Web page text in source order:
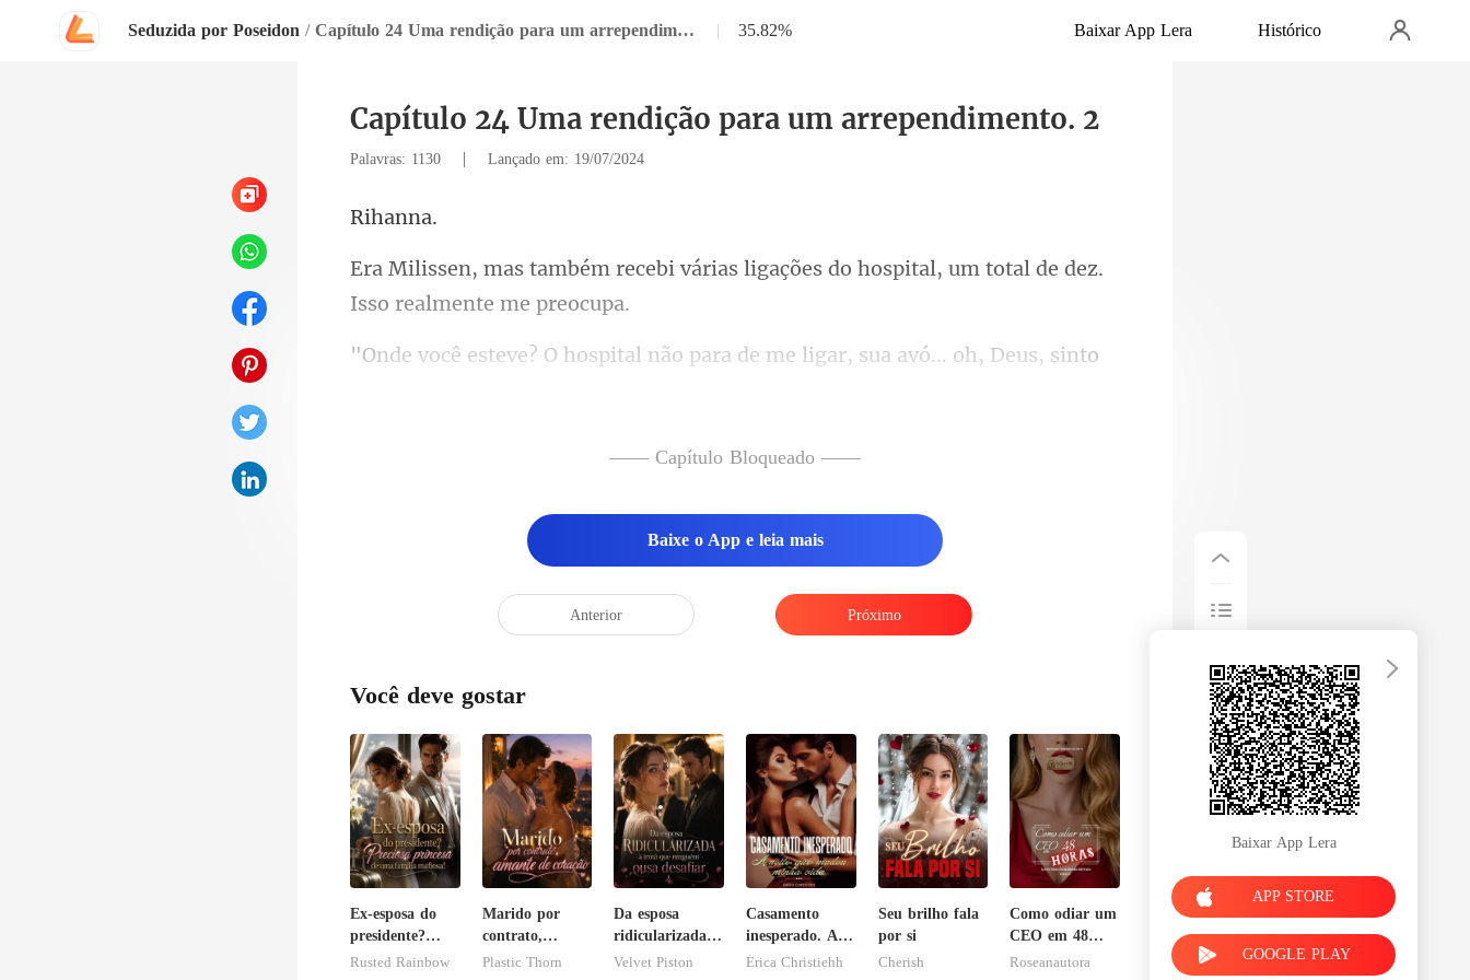
Seduzida por Poseidon / Capítulo 24 Uma rendição para um arrependimento. 2 | 35.82% Baixar App Lera Histórico
Capítulo 24 Uma rendição para um arrependimento. 2
Palavras: 1130 | Lançado em: 19/07/2024
ha
ias ligações do hospital, um total
—— Capítulo Bloqueado ——
Baixe o App e leia mais
Anterior Próximo
Você deve gostar
Ex-esposa do
presidente?
Preciosa
Rusted Rainbow
Marido por
contrato,
amante de
Plastic Thorn
Da esposa
ridicularizada à
irmã que
Velvet Piston
Casamento
inesperado. A
noite que
Érica Christiehh
Seu brilho fala
por si
Cherish
Como odiar um
CEO em 48
horas
Roseanautora
Baixar App Lera
APP STORE
GOOGLE PLAY